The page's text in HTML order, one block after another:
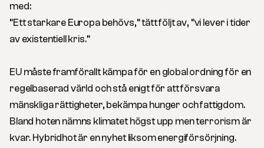
med:
”Ett starkare Europa behövs,” tätt följt av, ”vi lever i tider
av existentiell kris.”
EU måste framförallt kämpa för en global ordning för en
regelbaserad värld och stå enigt för att försvara
mänskliga rättigheter, bekämpa hunger och fattigdom.
Bland hoten nämns klimatet högst upp men terrorism är
kvar. Hybridhot är en nyhet liksom energiförsörjning.